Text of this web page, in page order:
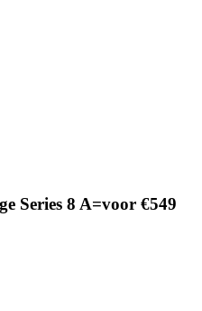
Series 8 A=voor €549